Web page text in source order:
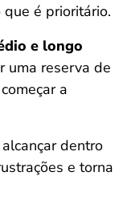
é prioritário.
e longo
uma reserva de
a
dentro
e torna